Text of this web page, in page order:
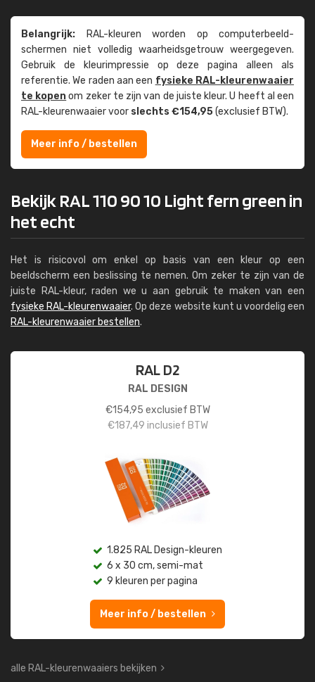
Belangrijk: RAL-kleuren worden op computer­beeld­
schermen niet volledig waarheids­­getrouw weer­gegeven.
Gebruik de kleur­impressie op deze pagina alleen als
referentie. We raden aan een fysieke RAL-kleuren­waaier
te kopenom zeker te zijn van de juiste kleur. U heeft al een
RAL-kleuren­waaier voor slechts €154,95(exclusief BTW).
Meer info / bestellen
Bekijk RAL 110 90 10 Light fern green in
het echt
Het is risicovol om enkel op basis van een kleur op een
beeldscherm een beslissing te nemen. Om zeker te zijn van de
juiste RAL-kleur, raden we u aan gebruik te maken van een
fysieke RAL-kleurenwaaier. Op deze website kunt u voordelig een
RAL-kleurenwaaier bestellen.
RAL D2
RAL DESIGN
€154,95 exclusief BTW
€187,49 inclusief BTW
1.825 RAL Design-kleuren
6 x 30 cm, semi-mat
9 kleuren per pagina
Meer info / bestellen
alle RAL-kleurenwaaiers bekijken